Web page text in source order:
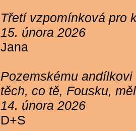
Třetí vzpomínková pro
15. února 2026
Jana
Pozemskému
těch, co tě, Fousku,
14. února 2026
D+S